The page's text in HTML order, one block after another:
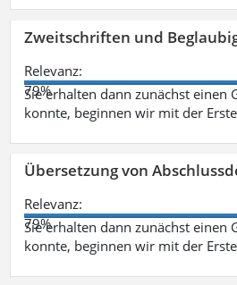
Zweitschriften und
Relevanz:
79%
Sie erhalten dann zunächst einen
konnte, beginnen wir mit der
Übersetzung von
Relevanz:
79%
Sie erhalten dann zunächst einen
konnte, beginnen wir mit der